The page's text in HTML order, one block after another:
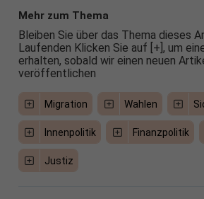
Mehr zum Thema
Bleiben Sie über das Thema dieses
Laufenden Klicken Sie auf [+], um
erhalten, sobald wir einen neuen
veröffentlichen
Migration Wahlen
Innenpolitik Finanzpolitik
Justiz